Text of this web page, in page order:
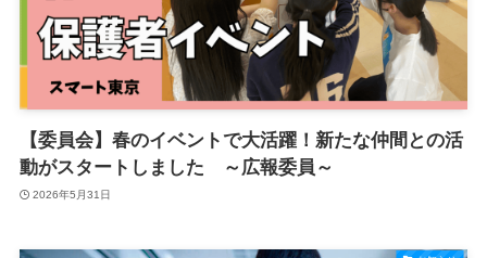
【委員会】春のイベントで大活躍！新たな仲間との活
動がスタートしました ～広報委員～
2026年5月31日